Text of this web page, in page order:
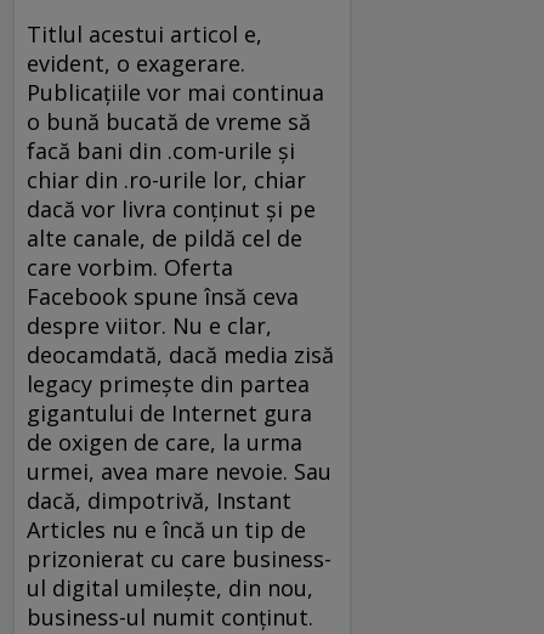
Titlul acestui articol e,
evident, o exagerare.
Publicaţiile vor mai continua
o bună bucată de vreme să
facă bani din .com-urile şi
chiar din .ro-urile lor, chiar
dacă vor livra conţinut şi pe
alte canale, de pildă cel de
care vorbim. Oferta
Facebook spune însă ceva
despre viitor. Nu e clar,
deocamdată, dacă media zisă
legacy primeşte din partea
gigantului de Internet gura
de oxigen de care, la urma
urmei, avea mare nevoie. Sau
dacă, dimpotrivă, Instant
Articles nu e încă un tip de
prizonierat cu care business-
ul digital umileşte, din nou,
business-ul numit conţinut.